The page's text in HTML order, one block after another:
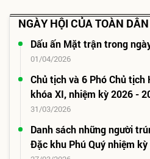
NGÀY HỘI CỦA TOÀN DÂN
Dấu ấn Mặt trận trong
01/04/2026
Chủ tịch và 6 Phó Chủ
khóa XI, nhiệm kỳ 2026 -
31/03/2026
Danh sách những người
Đặc khu Phú Quý nhiệm kỳ